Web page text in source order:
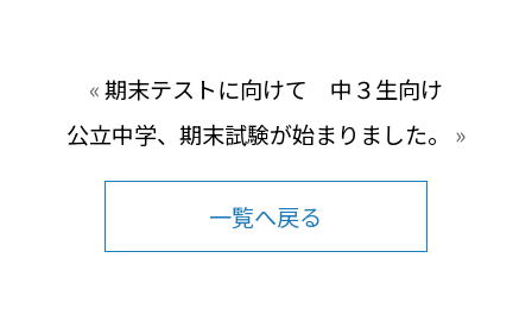
«期末テストに向けて 中３生向け
公立中学、期末試験が始まりました。
»
一覧へ戻る